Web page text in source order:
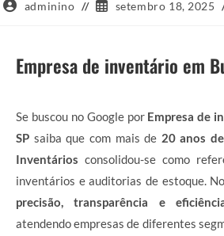
Autoradminino
Postsetembro 18, 2025
Empresa de inventário em
Se buscou no Google por Empresa de
SP saiba que com mais de 20 anos
Inventários consolidou-se como
inventários e auditorias de estoque.
precisão, transparência e
atendendo empresas de diferentes